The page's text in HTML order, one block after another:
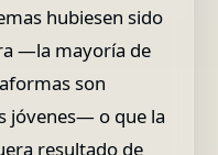
hubiesen sido
—la mayoría de
son
jóvenes— o que la
resultado de